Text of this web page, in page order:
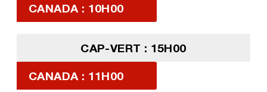
CANADA : 10H00
CAP-VERT : 15H00
CANADA : 11H00